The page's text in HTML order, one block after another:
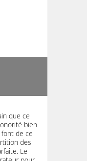
que ce
bien
de ce
des
Le